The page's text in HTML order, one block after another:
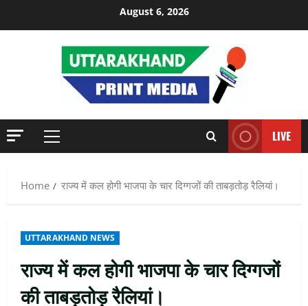
August 6, 2026
Primary
LIVE
Home राज्य में कल होगी भाजपा के चार दिग्गजों की ताबड़तोड़ रैलियां।
UTTARAKHAND NEWS
राज्य में कल होगी भाजपा के चार दिग्गजों
की ताबड़तोड़ रैलियां।